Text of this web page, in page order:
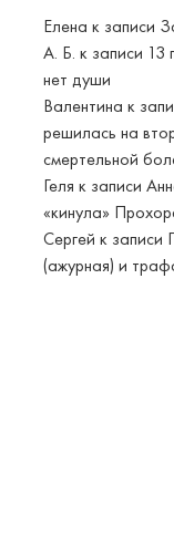
Елена к записи
А. Б. к записи 13
нет души
Валентина к
решилась на
смертельной
Геля к записи
«кинула»
Сергей к записи
(ажурная) и